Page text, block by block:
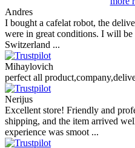
Andres
I bought a cafelat robot, the
were in great conditions. I will
Switzerland ...
Mihaylovich
perfect all
Nerijus
Excellent store! Friendly and
shipping, and the item arrived
experience was smoot ...